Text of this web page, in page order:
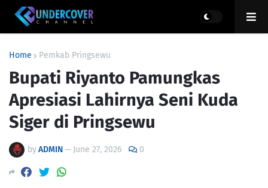
Home Pemkab Pringsewu
Bupati Riyanto Pamungkas
Apresiasi Lahirnya Seni Kuda
Siger di Pringsewu
byADMIN— June 27, 2026 0